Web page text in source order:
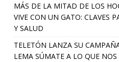
MÁS DE LA MITAD DE LOS
VIVE CON UN GATO: CLAVES
Y SALUD
TELETÓN LANZA SU
LEMA SÚMATE A LO QUE NOS